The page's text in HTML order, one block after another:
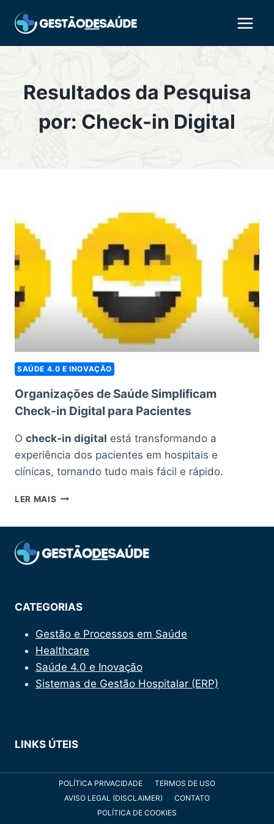
para
Resultados da Pesquisa
por: Check-in Digital
SAÚDE 4.0 E INOVAÇÃO
Organizações de Saúde Simplificam
Check-in Digital para Pacientes
O check-in digital está transformando a
experiência dos pacientes em hospitais e
clínicas, tornando tudo mais fácil e rápido.
LER MAIS ORGANIZAÇÕES
CHECK-
IN
CATEGORIAS
Gestão e Processos em Saúde
Healthcare
Saúde 4.0 e Inovação
Sistemas de Gestão Hospitalar (ERP)
LINKS ÚTEIS
POLÍTICA PRIVACIDADE
TERMOS DE USO
AVISO LEGAL (DISCLAIMER)
CONTATO
POLÍTICA DE COOKIES